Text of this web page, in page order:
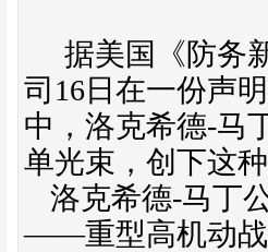
据美国《防务
司 16日在一份声
中，洛克希德-马
单光束，创下这
洛克希德-马丁
——重型高机动战